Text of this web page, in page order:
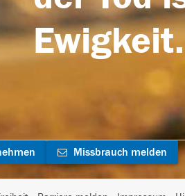
Ewigkeit.
Missbrauch melden